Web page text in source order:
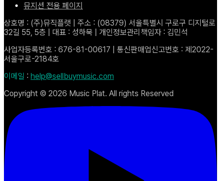
뮤지션 전용 페이지
상호명 : (주)뮤직플랫 | 주소 : (08379) 서울특별시 구로구 디지털로
32길 55, 5층 | 대표 : 성하묵 | 개인정보관리책임자 : 김민석
사업자등록번호 : 676-81-00617 | 통신판매업신고번호 : 제2022-
서울구로-2184호
이메일 : help@sellbuymusic.com
Copyright © 2026 Music Plat. All rights Reserved